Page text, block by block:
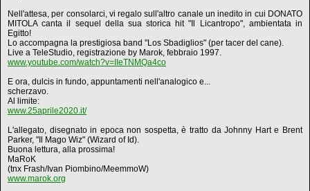
Nell'attesa, per consolarci, vi regalo sull'altro canale un inedito in cui DONATO
MITOLA canta il sequel della sua storica hit "Il Licantropo", ambientata in
Egitto!
Lo accompagna la prestigiosa band "Los Sbadiglios" (per tacer del cane).
Live a TeleStudio, registrazione by Marok, febbraio 1997.
www.youtube.com/watch?v=IIeTNMQa4co
E ora, dulcis in fundo, appuntamenti nell'analogico e...
scherzavo.
Al limite:
www.25aprile2020.it/
L'allegato, disegnato in epoca non sospetta, è tratto da Johnny Hart e Brent
Parker, "Il Mago Wiz" (Wizard of Id).
Buona lettura, alla prossima!
MaRoK
(tnx Frash/Ivan Piombino/MeemmoW)
www.marok.org